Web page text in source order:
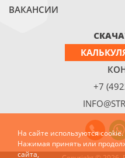
ВАКАНСИИ
+7
На сайте используются cookie.
Нажимая принять или
сайта,